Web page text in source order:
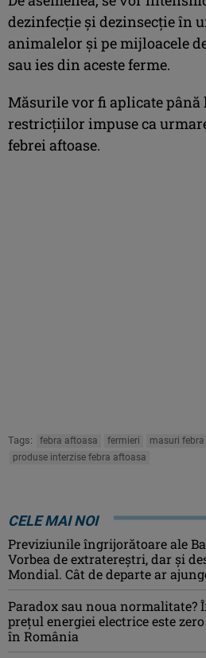
dezinfecţie şi dezinsecţie în
animalelor şi pe mijloacele
sau ies din aceste ferme.
Măsurile vor fi aplicate până
restricţiilor impuse ca
febrei aftoase.
Tags: febra aftoasa fermieri
masuri
produse interzise febra aftoasa
CELE MAI NOI
Previziunile îngrijorătoare ale
Vorbea de extratereștri, dar și
Mondial. Cât de departe ar
Paradox sau noua normalitate?
prețul energiei electrice este
în România